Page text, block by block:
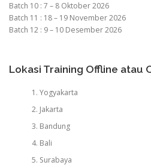
Batch 10 : 7 – 8 Oktober 2026
Batch 11 : 18 – 19 November 2026
Batch 12 : 9 – 10 Desember 2026
Lokasi Training Offline atau
Yogyakarta
Jakarta
Bandung
Bali
Surabaya